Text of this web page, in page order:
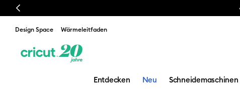
Previous
Design Space Wärmeleitfaden
Entdecken Neu Schneidemaschinen